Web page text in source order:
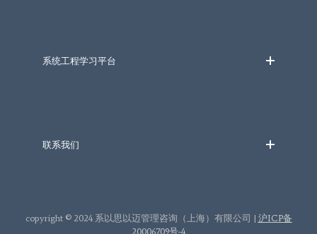
系统工程学习平台
联系我们
copyright © 2024 系以思以迈管理咨询（上海）有限公司 | 沪ICP备
20006709号-4